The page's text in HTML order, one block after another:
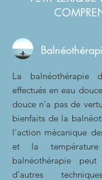
La balnéothérapie
effectués en eau
douce n'a pas de
bienfaits de la
l'action mécanique
et la
balnéothérapie
d'autres